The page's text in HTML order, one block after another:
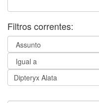
Filtros correntes: